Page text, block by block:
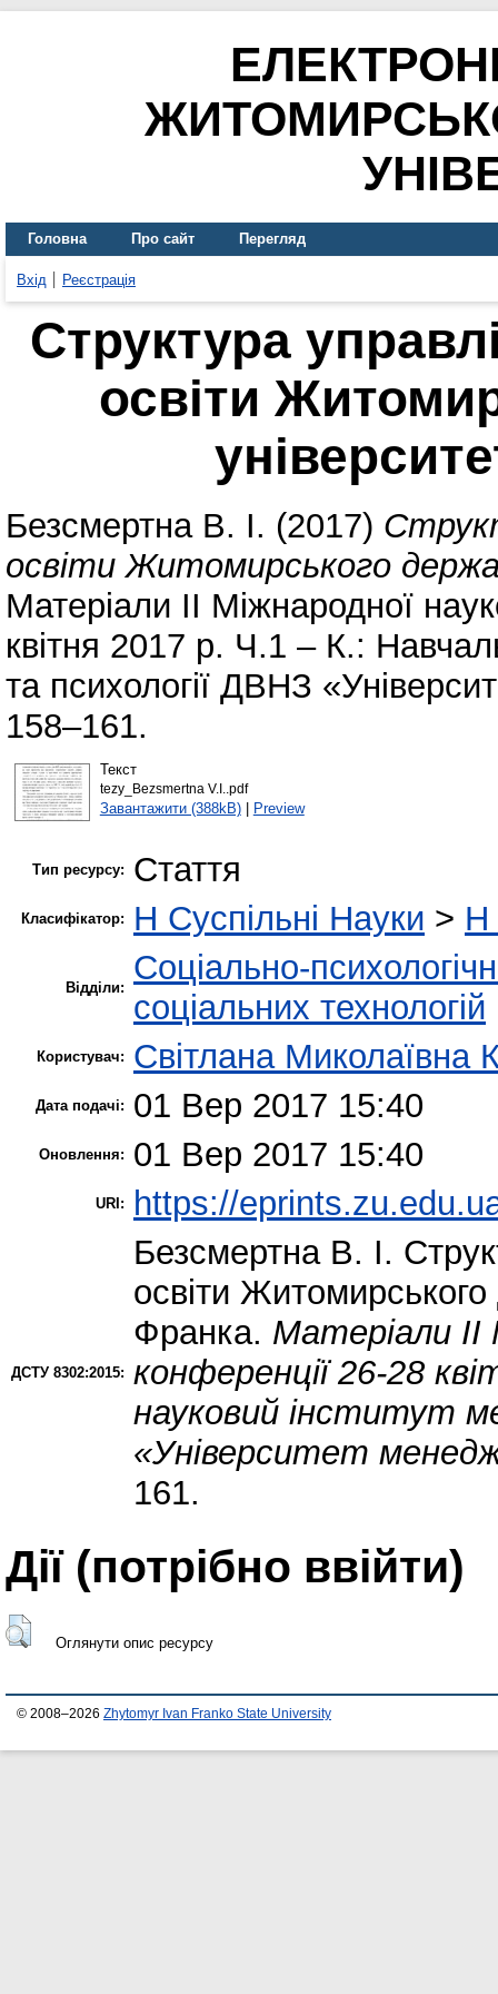
Головна Про сайт Перегляд
Вхід Реєстрація
Структура
освіти
Безсмертна В. І. (2017)
освіти Житомирського
Матеріали ІІ Міжнародної
квітня 2017 р. Ч.1 – К.:
та психології ДВНЗ
158–161.
Текст
tezy_Bezsmertna V.I..pdf
Завантажити (388kB)| Preview
Тип ресурсу: Стаття
Класифікатор: H Суспільні Науки > H
Відділи:
Соціально-
соціальних технологій
Користувач: Світлана Миколаївна
Дата подачі: 01 Вер 2017 15:40
Оновлення: 01 Вер 2017 15:40
URI: https://
ДСТУ 8302:2015:
Безсмертна В. І.
освіти Житомирського
Франка. Матеріали ІІ
конференції 26-28
науковий інститут
«Університет
161.
Дії ​​(потрібно ввійти)
Оглянути опис ресурсу
© 2008–2026 Zhytomyr Ivan Franko State University